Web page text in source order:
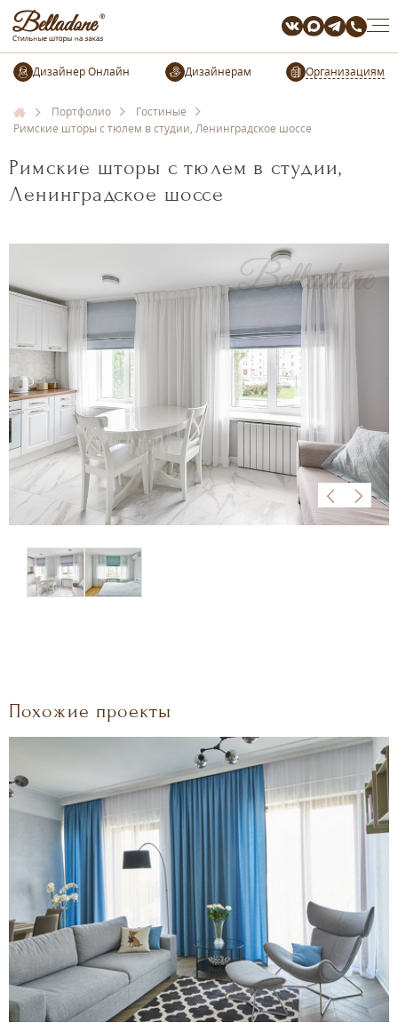
Организациям
Портфолио
Гостиные
Римские шторы с тюлем в студии, Ленинградское шоссе
Римские шторы с тюлем в студии,
Ленинградское шоссе
Похожие проекты